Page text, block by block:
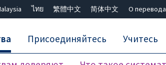
ไทย 繁體中文 简体中文 О
Присоединяйтесь Учитесь